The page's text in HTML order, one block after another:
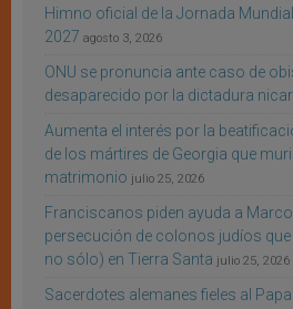
Himno oficial de la Jornada
2027 agosto 3, 2026
ONU se pronuncia ante caso de
desaparecido por la dictadura
Aumenta el interés por la
de los mártires de Georgia que
matrimonio julio 25, 2026
Franciscanos piden ayuda a
persecución de colonos judíos
no sólo) en Tierra Santa julio 25, 2026
Sacerdotes alemanes fieles al